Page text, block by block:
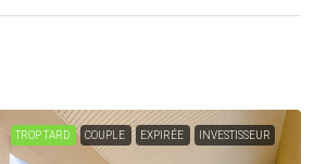
TROP TARD COUPLE EXPIRÉE INVESTISSEUR